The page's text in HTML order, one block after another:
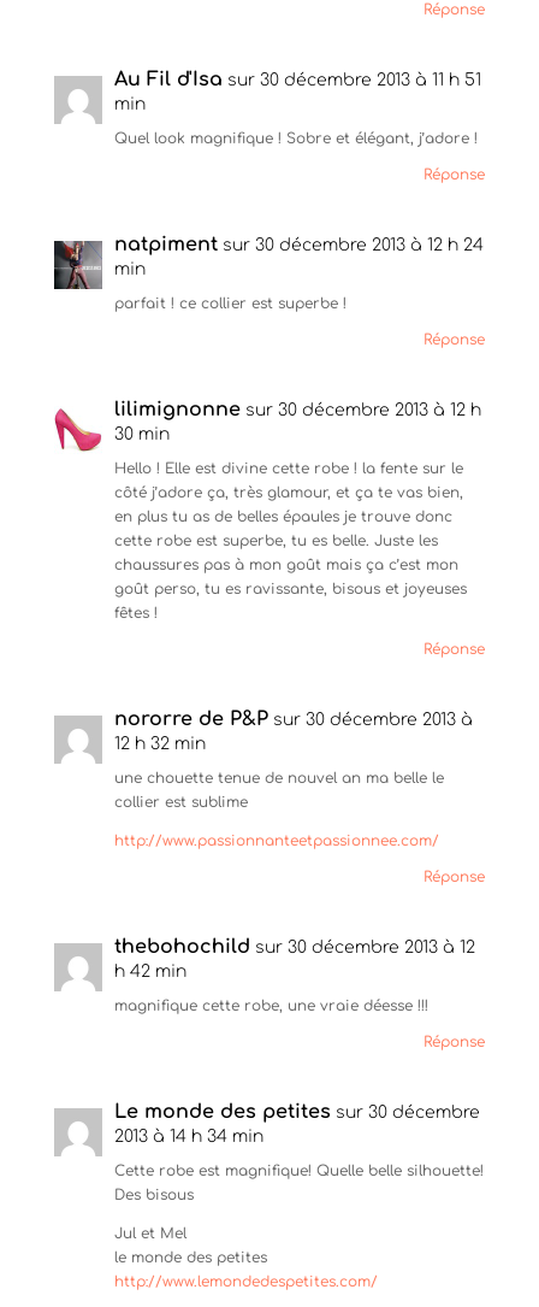
Réponse
Au Fil d'Isa sur 30 décembre 2013 à 11 h 51
min
Quel look magnifique ! Sobre et élégant, j’adore !
Réponse
natpiment sur 30 décembre 2013 à 12 h 24
min
parfait ! ce collier est superbe !
Réponse
lilimignonne sur 30 décembre 2013 à 12 h
30 min
Hello ! Elle est divine cette robe ! la fente sur le
côté j’adore ça, très glamour, et ça te vas bien,
en plus tu as de belles épaules je trouve donc
cette robe est superbe, tu es belle. Juste les
chaussures pas à mon goût mais ça c’est mon
goût perso, tu es ravissante, bisous et joyeuses
fêtes !
Réponse
nororre de P&P sur 30 décembre 2013 à
12 h 32 min
une chouette tenue de nouvel an ma belle le
collier est sublime
http://www.passionnanteetpassionnee.com/
Réponse
thebohochild sur 30 décembre 2013 à 12
h 42 min
magnifique cette robe, une vraie déesse !!!
Réponse
Le monde des petites sur 30 décembre
2013 à 14 h 34 min
Cette robe est magnifique! Quelle belle silhouette!
Des bisous
Jul et Mel
le monde des petites
http://www.lemondedespetites.com/